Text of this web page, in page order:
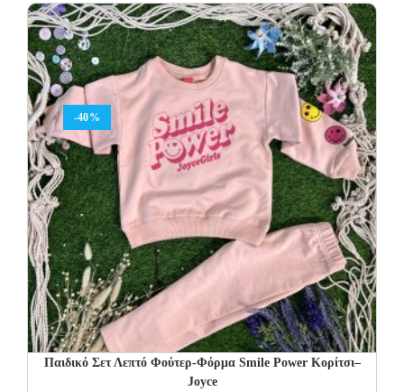
29.00€. 17.40€.
-40%
Παιδικό Σετ Λεπτό Φούτερ-Φόρμα Smile Power Κορίτσι–
Joyce